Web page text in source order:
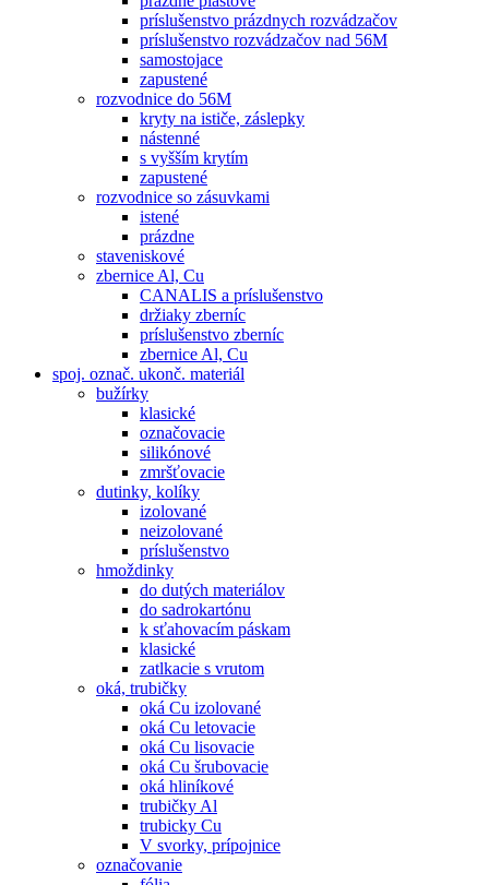
príslušenstvo prázdnych rozvádzačov
príslušenstvo rozvádzačov nad 56M
samostojace
zapustené
rozvodnice do 56M
kryty na ističe, záslepky
nástenné
s vyšším krytím
zapustené
rozvodnice so zásuvkami
istené
prázdne
staveniskové
zbernice Al, Cu
CANALIS a príslušenstvo
držiaky zberníc
príslušenstvo zberníc
zbernice Al, Cu
spoj. označ. ukonč. materiál
bužírky
klasické
označovacie
silikónové
zmršťovacie
dutinky, kolíky
izolované
neizolované
príslušenstvo
hmoždinky
do dutých materiálov
do sadrokartónu
k sťahovacím páskam
klasické
zatlkacie s vrutom
oká, trubičky
oká Cu izolované
oká Cu letovacie
oká Cu lisovacie
oká Cu šrubovacie
oká hliníkové
trubičky Al
trubicky Cu
V svorky, prípojnice
označovanie